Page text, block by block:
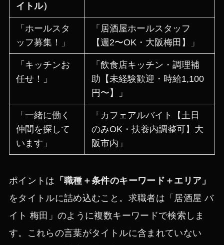
イトル）
「ホールスタ
ッフ募集！」
「居酒屋ホールスタッフ
【週2〜OK・大阪梅田】」
「キッチンお
任せ！」
「飲食店キッチン・調理補
助【未経験歓迎・時給1,100
円〜】」
「一緒に働く
仲間を探して
います」
「カフェアルバイト【土日
のみOK・扶養内調整可】大
阪市内」
ポイントは 「職種＋条件のキーワード＋エリア」
をタイトルに詰め込むこと。求職者は「居酒屋 バ
イト 梅田」のように複数キーワードで検索しま
す。これらの言葉がタイトルに含まれていない